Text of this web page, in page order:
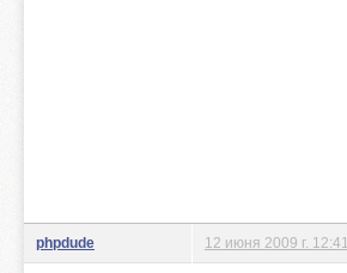
phpdude 12 июня 2009 г. 12:41